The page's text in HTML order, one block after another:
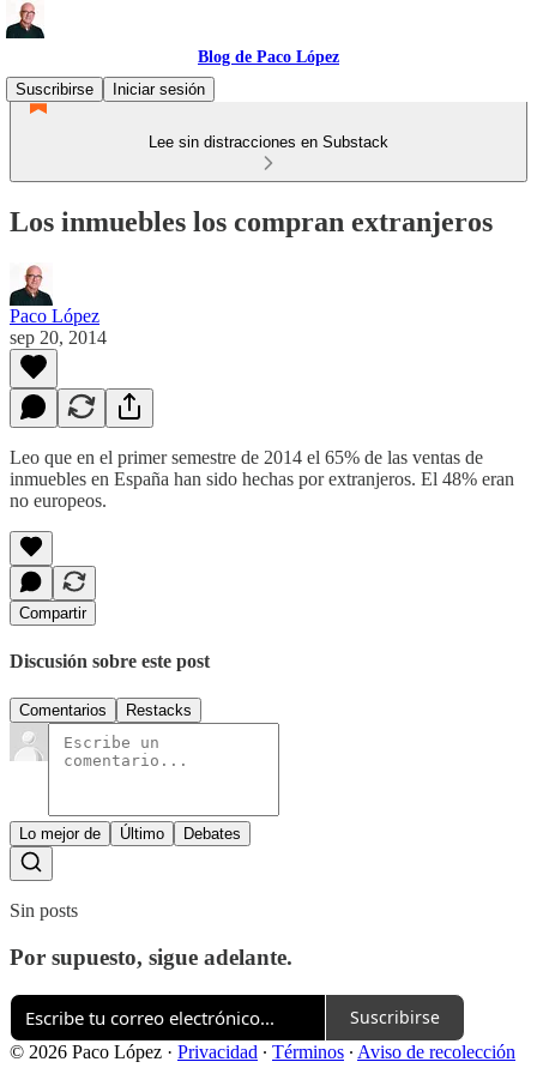
Blog de Paco López
Suscribirse
Iniciar sesión
Lee sin distracciones en Substack
Los inmuebles los compran extranjeros
Paco López
sep 20, 2014
Leo que en el primer semestre de 2014 el 65% de las ventas de
inmuebles en España han sido hechas por extranjeros. El 48% eran
no europeos.
Compartir
Discusión sobre este post
Comentarios Restacks
Lo mejor de Último Debates
Sin posts
Por supuesto, sigue adelante.
Suscribirse
© 2026 Paco López · Privacidad ∙ Términos ∙ Aviso de recolección